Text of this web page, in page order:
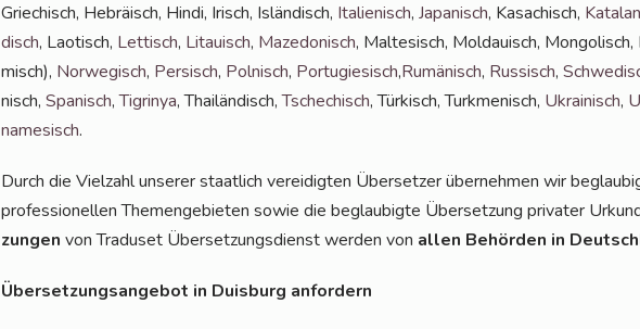
Grie­chisch, Hebrä­isch, Hin­di, Irisch, Islän­disch, Ita­lie­nisch, Japa­nisch, Kasa­chisch,
disch, Lao­tisch, Let­tisch, Litau­isch, Maze­do­nisch, Mal­te­sisch, Mol­dauisch,
misch), Nor­we­gisch, Per­sisch, Pol­nisch, Por­tu­gie­sisch,Rumä­nisch, Rus­sisch,
nisch, Spa­nisch,Tig­ri­nya, Thai­län­disch,Tsche­chisch, Tür­kisch, Turk­me­ni­sch, Ukrai­nisch,
na­me­sisch.
Durch die Viel­zahl unse­rer staat­lich ver­ei­dig­ten Über­set­zer über­neh­men wir
pro­fes­sio­nel­len The­men­ge­bie­ten sowie die beglau­big­te Über­set­zung pri­va­ter
zun­gen von Tra­du­set Über­set­zungs­dienst wer­den von allen Behör­den in
Über­set­zungs­an­ge­bot in Duis­burg anfordern